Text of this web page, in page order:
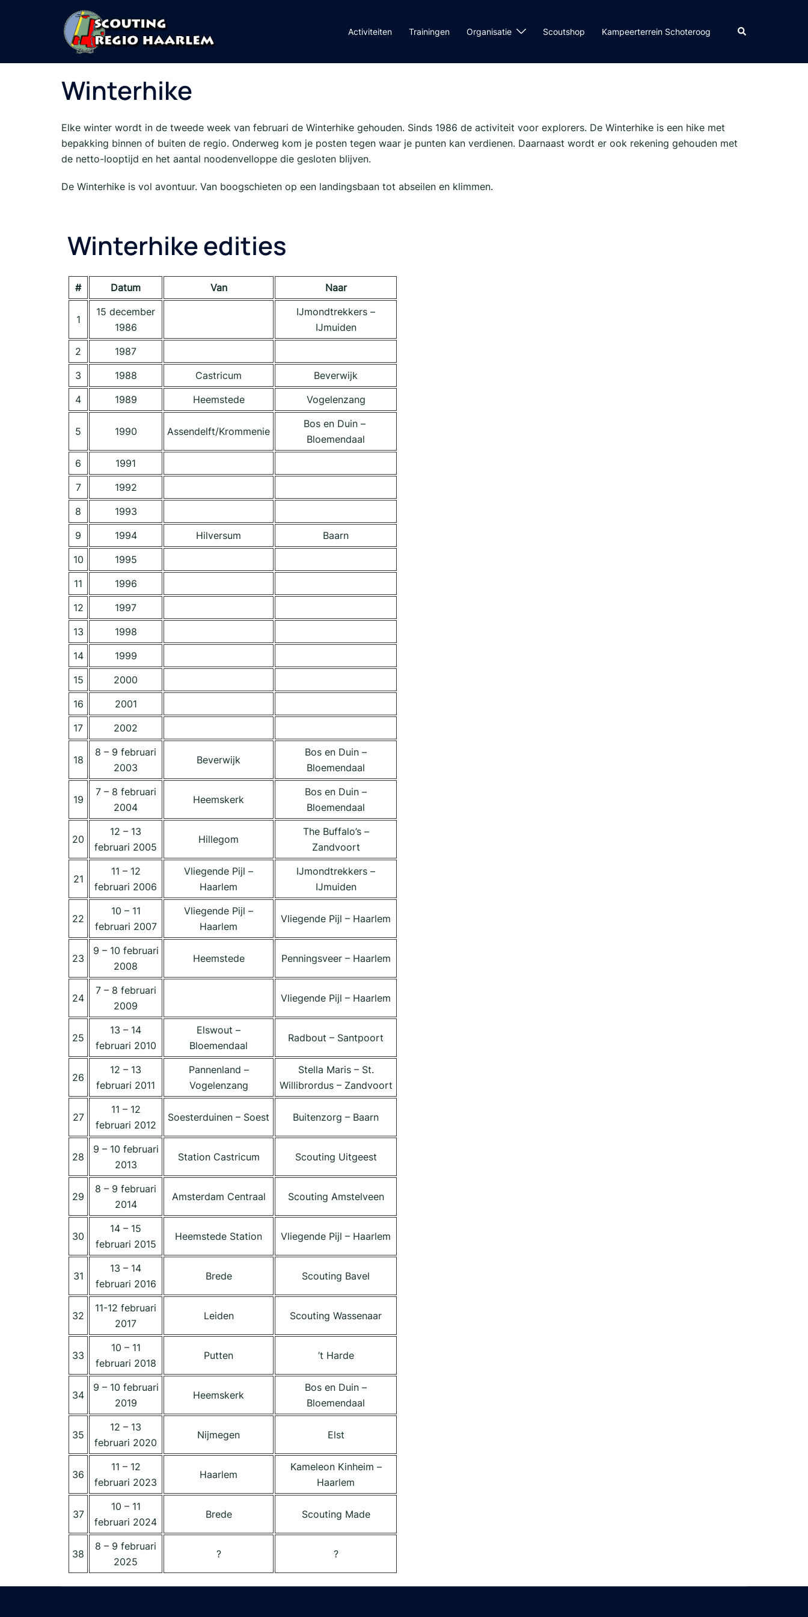
Activiteiten Trainingen Organisatie Scoutshop Kampeerterrein Schoteroog
Winterhike
Elke winter wordt in de tweede week van februari de Winterhike gehouden. Sinds 1986 de activiteit voor explorers. De Winterhike is een hike met
bepakking binnen of buiten de regio. Onderweg kom je posten tegen waar je punten kan verdienen. Daarnaast wordt er ook rekening gehouden met
de netto-looptijd en het aantal noodenvelloppe die gesloten blijven.
De Winterhike is vol avontuur. Van boogschieten op een landingsbaan tot abseilen en klimmen.
Winterhike edities
# Datum Van Naar
1
15 december
1986
IJmondtrekkers –
IJmuiden
2
1987
3
1988 Castricum
Beverwijk
4
1989 Heemstede Vogelenzang
5 1990 Assendelft/Krommenie
Bos en Duin –
Bloemendaal
6
1991
7
1992
8
1993
9
1994 Hilversum
Baarn
10
1995
11
1996
12
1997
13
1998
14
1999
15
2000
16
2001
17
2002
18
8 – 9 februari
2003
Beverwijk
Bos en Duin –
Bloemendaal
19
7 – 8 februari
2004
Heemskerk
Bos en Duin –
Bloemendaal
20
12 – 13
februari 2005
Hillegom
The Buffalo’s –
Zandvoort
21
11 – 12
februari 2006
Vliegende Pijl –
Haarlem
IJmondtrekkers –
IJmuiden
22
10 – 11
februari 2007
Vliegende Pijl –
Haarlem
Vliegende Pijl – Haarlem
23
9 – 10 februari
2008
Heemstede Penningsveer – Haarlem
24
7 – 8 februari
2009
Vliegende Pijl – Haarlem
25
13 – 14
februari 2010
Elswout –
Bloemendaal
Radbout – Santpoort
26
12 – 13
februari 2011
Pannenland –
Vogelenzang
Stella Maris – St.
Willibrordus – Zandvoort
27
11 – 12
februari 2012
Soesterduinen – Soest Buitenzorg – Baarn
28
9 – 10 februari
2013
Station Castricum Scouting Uitgeest
29
8 – 9 februari
2014
Amsterdam Centraal Scouting Amstelveen
30
14 – 15
februari 2015
Heemstede Station Vliegende Pijl – Haarlem
31
13 – 14
februari 2016
Brede Scouting Bavel
32
11-12 februari
2017
Leiden Scouting Wassenaar
33
10 – 11
februari 2018
Putten ’t Harde
34
9 – 10 februari
2019
Heemskerk
Bos en Duin –
Bloemendaal
35
12 – 13
februari 2020
Nijmegen Elst
36
11 – 12
februari 2023
Haarlem
Kameleon Kinheim –
Haarlem
37
10 – 11
februari 2024
Brede Scouting Made
38
8 – 9 februari
2025
? ?